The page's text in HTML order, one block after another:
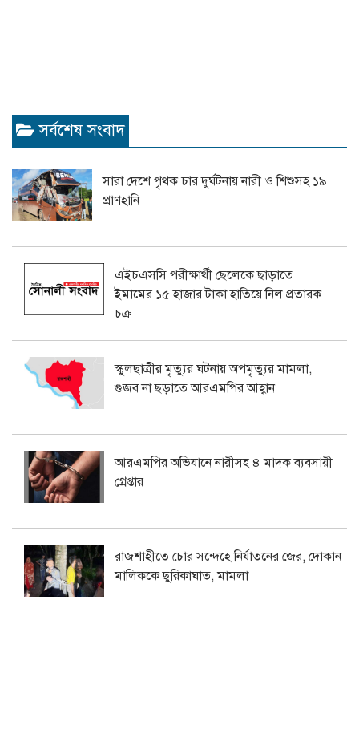
সর্বশেষ সংবাদ
সারা দেশে পৃথক চার দুর্ঘটনায় নারী ও শিশুসহ ১৯
প্রাণহানি
এইচএসসি পরীক্ষার্থী ছেলেকে ছাড়াতে
ইমামের ১৫ হাজার টাকা হাতিয়ে নিল প্রতারক
চক্র
স্কুলছাত্রীর মৃত্যুর ঘটনায় অপমৃত্যুর মামলা,
গুজব না ছড়াতে আরএমপির আহ্বান
আরএমপির অভিযানে নারীসহ ৪ মাদক ব্যবসায়ী
গ্রেপ্তার
রাজশাহীতে চোর সন্দেহে নির্যাতনের জের, দোকান
মালিককে ছুরিকাঘাত, মামলা